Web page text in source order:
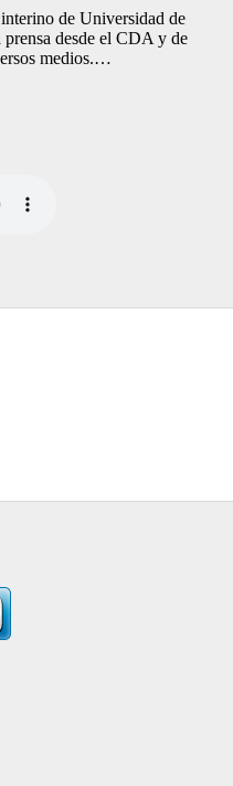
de Universidad de
desde el CDA y de
medios.…